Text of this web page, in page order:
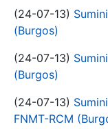
(24-07-13)
(Burgos)
(24-07-13)
(Burgos)
(24-07-13)
FNMT-RCM